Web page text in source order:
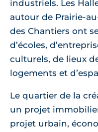
industriels. Les
autour de Prairie-
des Chantiers ont
d’écoles,
culturels, de lieux
logements et
Le quartier de la
un projet
projet urbain,